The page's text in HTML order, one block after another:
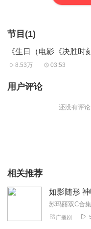
孙楠作为华语乐坛实力唱
声点燃观众泪点，句句传
节目(1)
《生日（电影《决胜时
8.53万 03:53
用户评论
还没有评
相关推荐
广播剧